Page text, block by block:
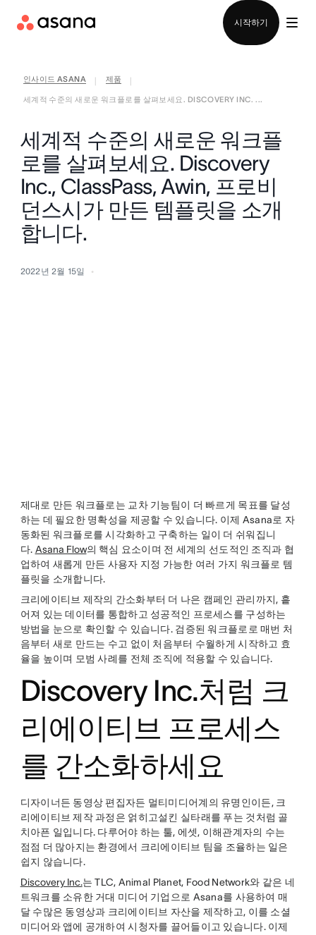
시작하기
인사이드 ASANA 제품
세계적 수준의 새로운 워크플로를 살펴보세요. DISCOVERY INC. ...
세계적 수준의 새로운 워크플
로를 살펴보세요. Discovery
Inc., ClassPass, Awin, 프로비
던스시가 만든 템플릿을 소개
합니다.
2022년 2월 15일
제대로 만든 워크플로는 교차 기능팀이 더 빠르게 목표를 달성
하는 데 필요한 명확성을 제공할 수 있습니다. 이제 Asana로 자
동화된 워크플로를 시각화하고 구축하는 일이 더 쉬워집니
다. Asana Flow의 핵심 요소이며 전 세계의 선도적인 조직과 협
업하여 새롭게 만든 사용자 지정 가능한 여러 가지 워크플로 템
플릿을 소개합니다.
크리에이티브 제작의 간소화부터 더 나은 캠페인 관리까지, 흩
어져 있는 데이터를 통합하고 성공적인 프로세스를 구성하는
방법을 눈으로 확인할 수 있습니다. 검증된 워크플로로 매번 처
음부터 새로 만드는 수고 없이 처음부터 수월하게 시작하고 효
율을 높이며 모범 사례를 전체 조직에 적용할 수 있습니다.
Discovery Inc.처럼 크
리에이티브 프로세스
를 간소화하세요
디자이너든 동영상 편집자든 멀티미디어계의 유명인이든, 크
리에이티브 제작 과정은 얽히고설킨 실타래를 푸는 것처럼 골
치아픈 일입니다. 다루어야 하는 툴, 에셋, 이해관계자의 수는
점점 더 많아지는 환경에서 크리에이티브 팀을 조율하는 일은
쉽지 않습니다.
Discovery Inc.는 TLC, Animal Planet, Food Network와 같은 네
트워크를 소유한 거대 미디어 기업으로 Asana를 사용하여 매
달 수많은 동영상과 크리에이티브 자산을 제작하고, 이를 소셜
미디어와 앱에 공개하여 시청자를 끌어들이고 있습니다. 이제